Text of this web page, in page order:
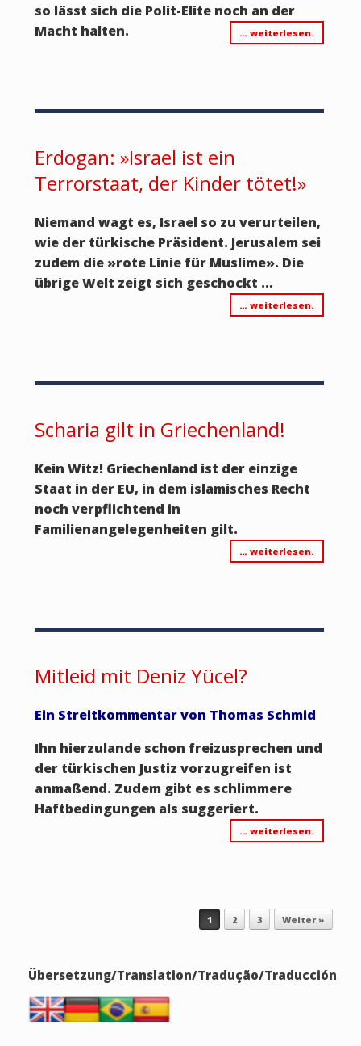
so lässt sich die Polit-Elite noch an der
Macht halten.
… weiterlesen.
Erdogan: »Israel ist ein
Terrorstaat, der Kinder tötet!»
Niemand wagt es, Israel so zu verurteilen,
wie der türkische Präsident. Jerusalem sei
zudem die »rote Linie für Muslime». Die
übrige Welt zeigt sich geschockt …
… weiterlesen.
Scharia gilt in Griechenland!
Kein Witz! Griechenland ist der einzige
Staat in der EU, in dem islamisches Recht
noch verpflichtend in
Familienangelegenheiten gilt.
… weiterlesen.
Mitleid mit Deniz Yücel?
Ein Streitkommentar von Thomas Schmid
Ihn hierzulande schon freizusprechen und
der türkischen Justiz vorzugreifen ist
anmaßend. Zudem gibt es schlimmere
Haftbedingungen als suggeriert.
… weiterlesen.
1 2 3 Weiter »
Übersetzung/Translation/Tradução/Traducción